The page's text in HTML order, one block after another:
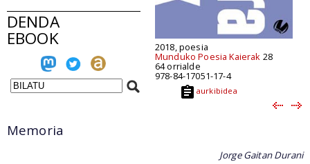
DENDA
EBOOK 2018, poesia
Munduko Poesia Kaierak 28
64 orrialde
978-84-17051-17-4
aurkibidea
Memoria
Jorge Gaitan Durani